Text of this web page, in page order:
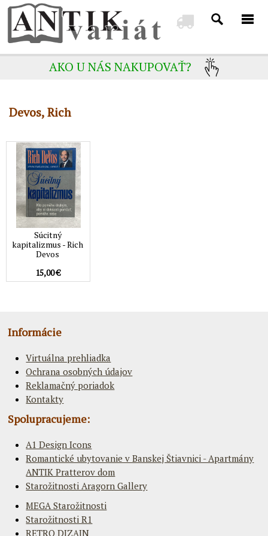
AKO U NÁS NAKUPOVAŤ?
Devos, Rich
Súcitný
kapitalizmus - Rich
Devos
15,00 €
Informácie
Virtuálna prehliadka
Ochrana osobných údajov
Reklamačný poriadok
Kontakty
Spolupracujeme:
A1 Design Icons
Romantické ubytovanie v Banskej Štiavnici - Apartmány
ANTIK Pratterov dom
Starožitnosti Aragorn Gallery
MEGA Starožitnosti
Starožitnosti R1
RETRO DIZAJN